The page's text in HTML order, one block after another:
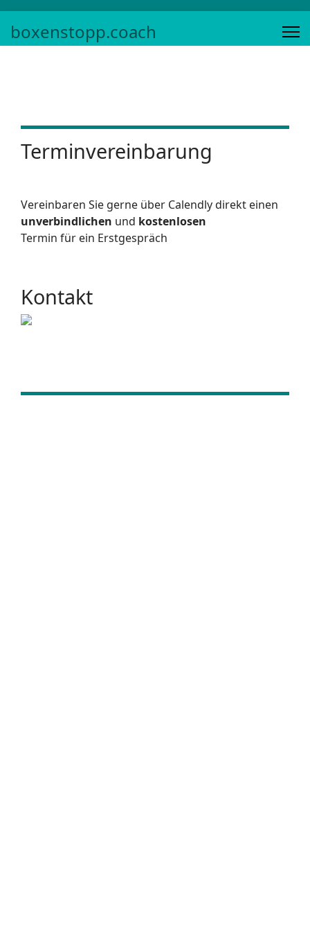
boxenstopp.coach
Terminvereinbarung
Vereinbaren Sie gerne über Calendly direkt einen
unverbindlichen und kostenlosen
Termin für ein Erstgespräch
Kontakt